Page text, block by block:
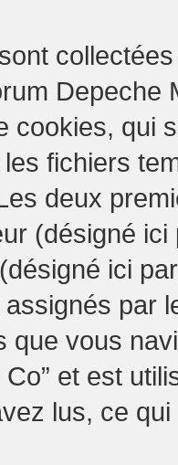
Depeche
cookies, qui
fichiers
deux
(désigné ici
ici
par
que vous
et est
lus, ce